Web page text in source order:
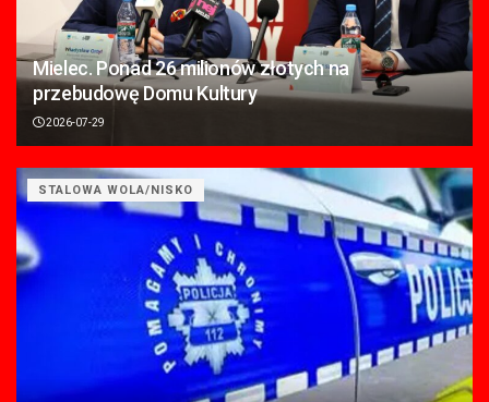
Mielec. Ponad 26 milionów złotych na
przebudowę Domu Kultury
2026-07-29
STALOWA WOLA/NISKO